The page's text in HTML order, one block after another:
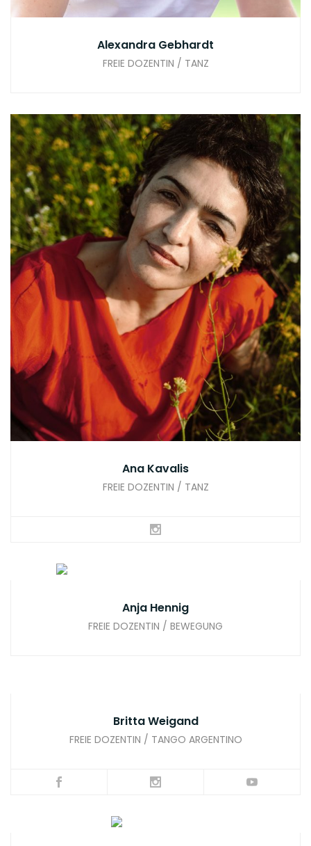
Alexandra Gebhardt
FREIE DOZENTIN / TANZ
Ana Kavalis
FREIE DOZENTIN / TANZ
Anja Hennig
FREIE DOZENTIN / BEWEGUNG
Britta Weigand
FREIE DOZENTIN / TANGO ARGENTINO